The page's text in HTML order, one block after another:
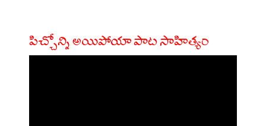
పిచ్చోన్ని అయిపోయా పాట సాహిత్యం